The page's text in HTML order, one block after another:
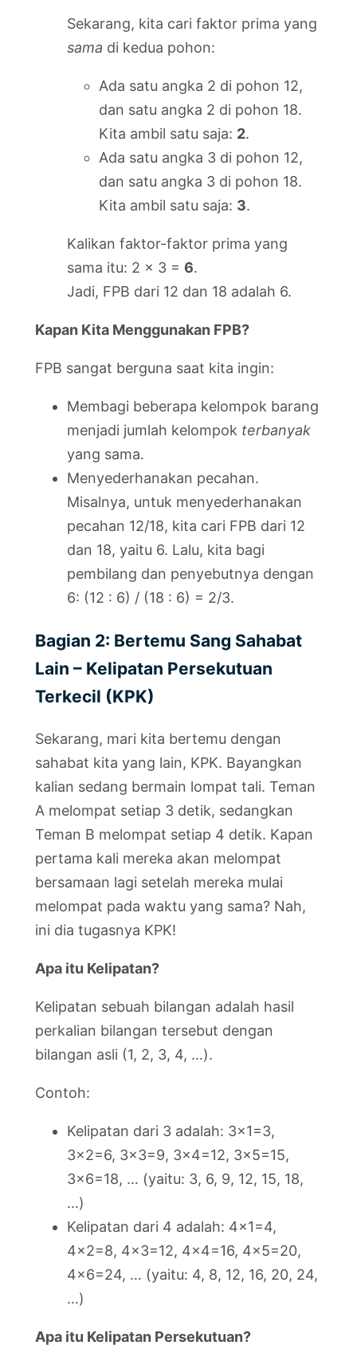
Sekarang, kita cari faktor prima yang
sama di kedua pohon:
Ada satu angka 2 di pohon 12,
dan satu angka 2 di pohon 18.
Kita ambil satu saja: 2.
Ada satu angka 3 di pohon 12,
dan satu angka 3 di pohon 18.
Kita ambil satu saja: 3.
Kalikan faktor-faktor prima yang
sama itu: 2 x 3 = 6.
Jadi, FPB dari 12 dan 18 adalah 6.
Kapan Kita Menggunakan FPB?
FPB sangat berguna saat kita ingin:
Membagi beberapa kelompok barang
menjadi jumlah kelompok terbanyak
yang sama.
Menyederhanakan pecahan.
Misalnya, untuk menyederhanakan
pecahan 12/18, kita cari FPB dari 12
dan 18, yaitu 6. Lalu, kita bagi
pembilang dan penyebutnya dengan
6: (12 : 6) / (18 : 6) = 2/3.
Bagian 2: Bertemu Sang Sahabat
Lain – Kelipatan Persekutuan
Terkecil (KPK)
Sekarang, mari kita bertemu dengan
sahabat kita yang lain, KPK. Bayangkan
kalian sedang bermain lompat tali. Teman
A melompat setiap 3 detik, sedangkan
Teman B melompat setiap 4 detik. Kapan
pertama kali mereka akan melompat
bersamaan lagi setelah mereka mulai
melompat pada waktu yang sama? Nah,
ini dia tugasnya KPK!
Apa itu Kelipatan?
Kelipatan sebuah bilangan adalah hasil
perkalian bilangan tersebut dengan
bilangan asli (1, 2, 3, 4, …).
Contoh:
Kelipatan dari 3 adalah: 3×1=3,
3×2=6, 3×3=9, 3×4=12, 3×5=15,
3×6=18, … (yaitu: 3, 6, 9, 12, 15, 18,
…)
Kelipatan dari 4 adalah: 4×1=4,
4×2=8, 4×3=12, 4×4=16, 4×5=20,
4×6=24, … (yaitu: 4, 8, 12, 16, 20, 24,
…)
Apa itu Kelipatan Persekutuan?